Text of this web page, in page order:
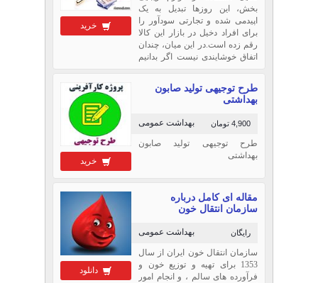
خرید
بخش، این روزها تبدیل به یک
اپیدمی شده و تجارتی سودآور را
برای افراد دخیل در بازار این کالا
رقم زده است.در این میان، چندان
اتفاق خوشایندی نیست اگر بدانیم
میلیارد و ۸۰۰ میلیون دلار لوازم
آرایشی –...
خرید
طرح توجیهی تولید صابون
بهداشتی
بهداشت عمومی 4,900 تومان
طرح توجیهی تولید صابون
بهداشتی
دانلود
مقاله ای کامل درباره
سازمان انتقال خون
بهداشت عمومی رایگان
سازمان انتقال خون ایران از سال
1353 برای تهیه و توزیع خون و
فرآورده های سالم ، و انجام امور